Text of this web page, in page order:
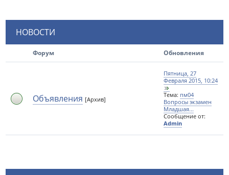
НОВОСТИ
Форум Обновления
Объявления [Архив]
Пятница, 27
Февраля 2015, 10:24
Тема: пм04
Вопросы экзамен
Младшая...
Сообщение от:
Admin